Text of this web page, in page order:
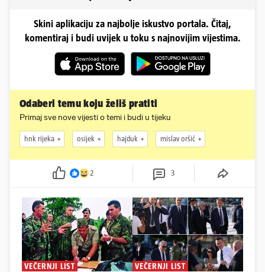
Skini aplikaciju za najbolje iskustvo portala. Čitaj,
komentiraj i budi uvijek u toku s najnovijim vijestima.
Odaberi temu koju želiš pratiti
Primaj sve nove vijesti o temi i budi u tijeku
hnk rijeka osijek hajduk mislav oršić
2 3